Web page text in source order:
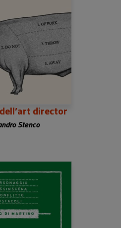
director
Stenco